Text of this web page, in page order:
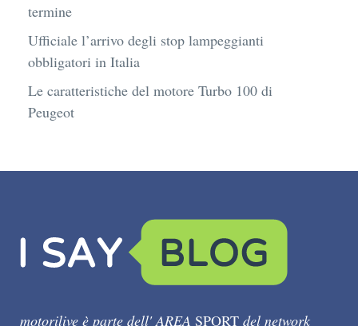
termine
Ufficiale l’arrivo degli stop lampeggianti
obbligatori in Italia
Le caratteristiche del motore Turbo 100 di
Peugeot
motorilive è parte dell' AREA SPORT del network